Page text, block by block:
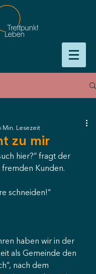
zu mir
Min. Lesezeit
hier?“ fragt der
Kunden.
schneiden!“
haben wir in der
als Gemeinde den
nach dem